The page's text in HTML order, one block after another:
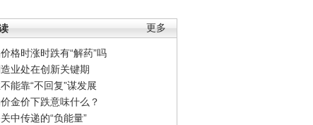
更多
格时涨时跌有“解药”吗
业处在创新关键期
能靠“不回复”谋发展
金价下跌意味什么？
中传递的“负能量”